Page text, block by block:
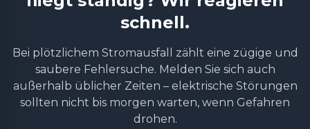
schnell.
Bei plötzlichem Stromausfall zählt eine zügige und
saubere Fehlersuche. Melden Sie sich auch
außerhalb üblicher Zeiten – elektrische Störungen
sollten nicht bis morgen warten, wenn Gefahren
drohen.